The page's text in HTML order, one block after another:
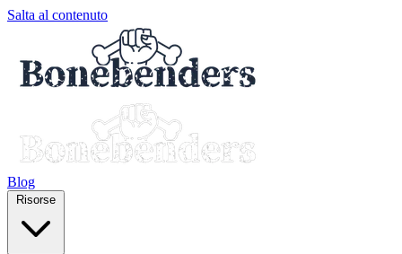
Salta al contenuto
Blog